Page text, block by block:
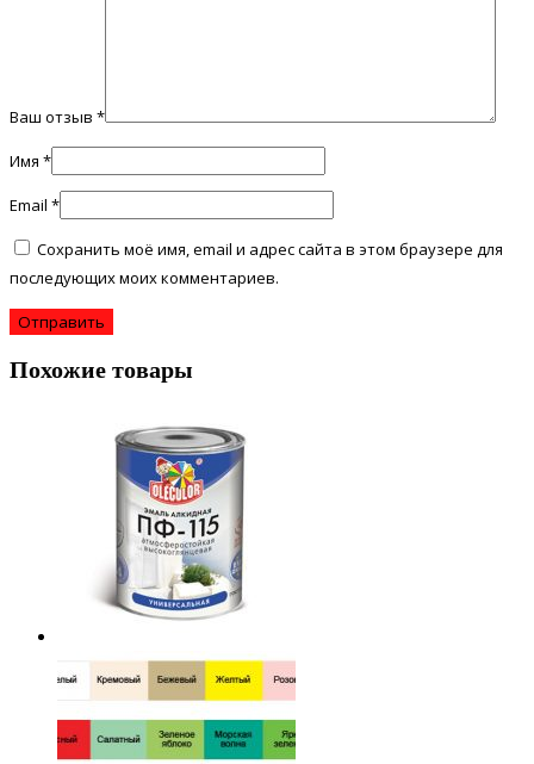
Ваш отзыв *
Имя *
Email *
Сохранить моё имя, email и адрес сайта в этом браузере для
последующих моих комментариев.
Похожие товары